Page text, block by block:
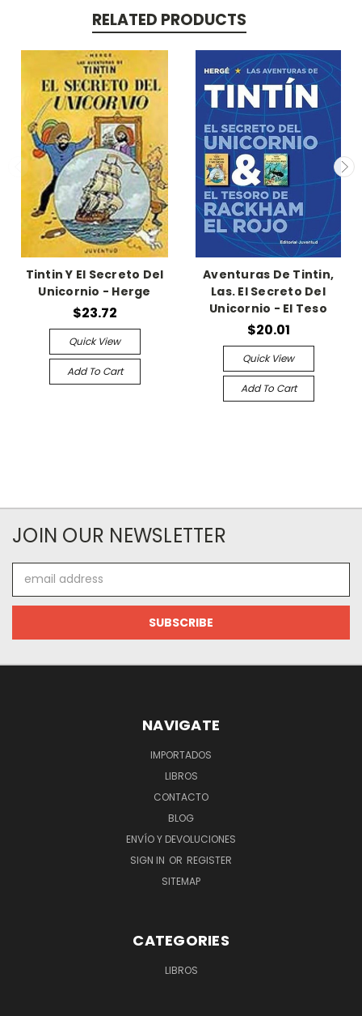
RELATED PRODUCTS
Tintin Y El Secreto Del
Unicornio - Herge
$23.72
Quick View
Add To Cart
Aventuras De Tintin,
Las. El Secreto Del
Unicornio - El Teso
$20.01
Quick View
Add To Cart
JOIN OUR NEWSLETTER
Address
NAVIGATE
IMPORTADOS
LIBROS
CONTACTO
BLOG
ENVÍO Y DEVOLUCIONES
SIGN IN OR REGISTER
SITEMAP
CATEGORIES
LIBROS